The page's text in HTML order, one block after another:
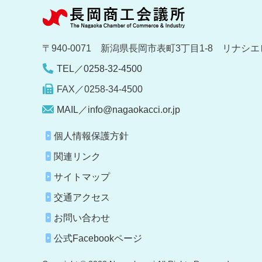
〒940-0071 新潟県長岡市表町3丁目1-8 リナシエ
TEL／0258-32-4500
FAX／0258-34-4500
MAIL／info@nagaokacci.or.jp
個人情報保護方針
関連リンク
サイトマップ
交通アクセス
お問い合わせ
公式Facebookページ